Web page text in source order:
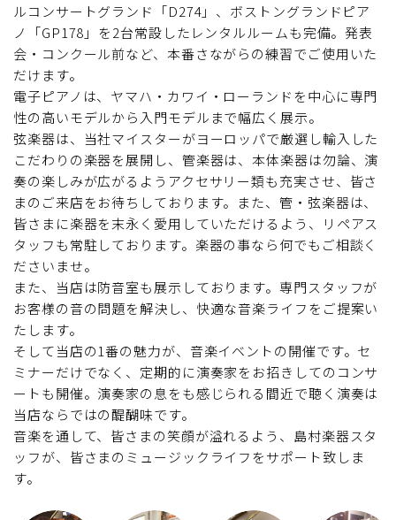
ルコンサートグランド「D274」、ボストングランドピア
ノ「GP178」を2台常設したレンタルルームも完備。発表
会・コンクール前など、本番さながらの練習でご使用いた
だけます。
電子ピアノは、ヤマハ・カワイ・ローランドを中心に専門
性の高いモデルから入門モデルまで幅広く展示。
弦楽器は、当社マイスターがヨーロッパで厳選し輸入した
こだわりの楽器を展開し、管楽器は、本体楽器は勿論、演
奏の楽しみが広がるようアクセサリー類も充実させ、皆さ
まのご来店をお待ちしております。また、管・弦楽器は、
皆さまに楽器を末永く愛用していただけるよう、リペアス
タッフも常駐しております。楽器の事なら何でもご相談く
ださいませ。
また、当店は防音室も展示しております。専門スタッフが
お客様の音の問題を解決し、快適な音楽ライフをご提案い
たします。
そして当店の1番の魅力が、音楽イベントの開催です。セ
ミナーだけでなく、定期的に演奏家をお招きしてのコンサ
ートも開催。演奏家の息をも感じられる間近で聴く演奏は
当店ならではの醍醐味です。
音楽を通して、皆さまの笑顔が溢れるよう、島村楽器スタ
ッフが、皆さまのミュージックライフをサポート致しま
す。